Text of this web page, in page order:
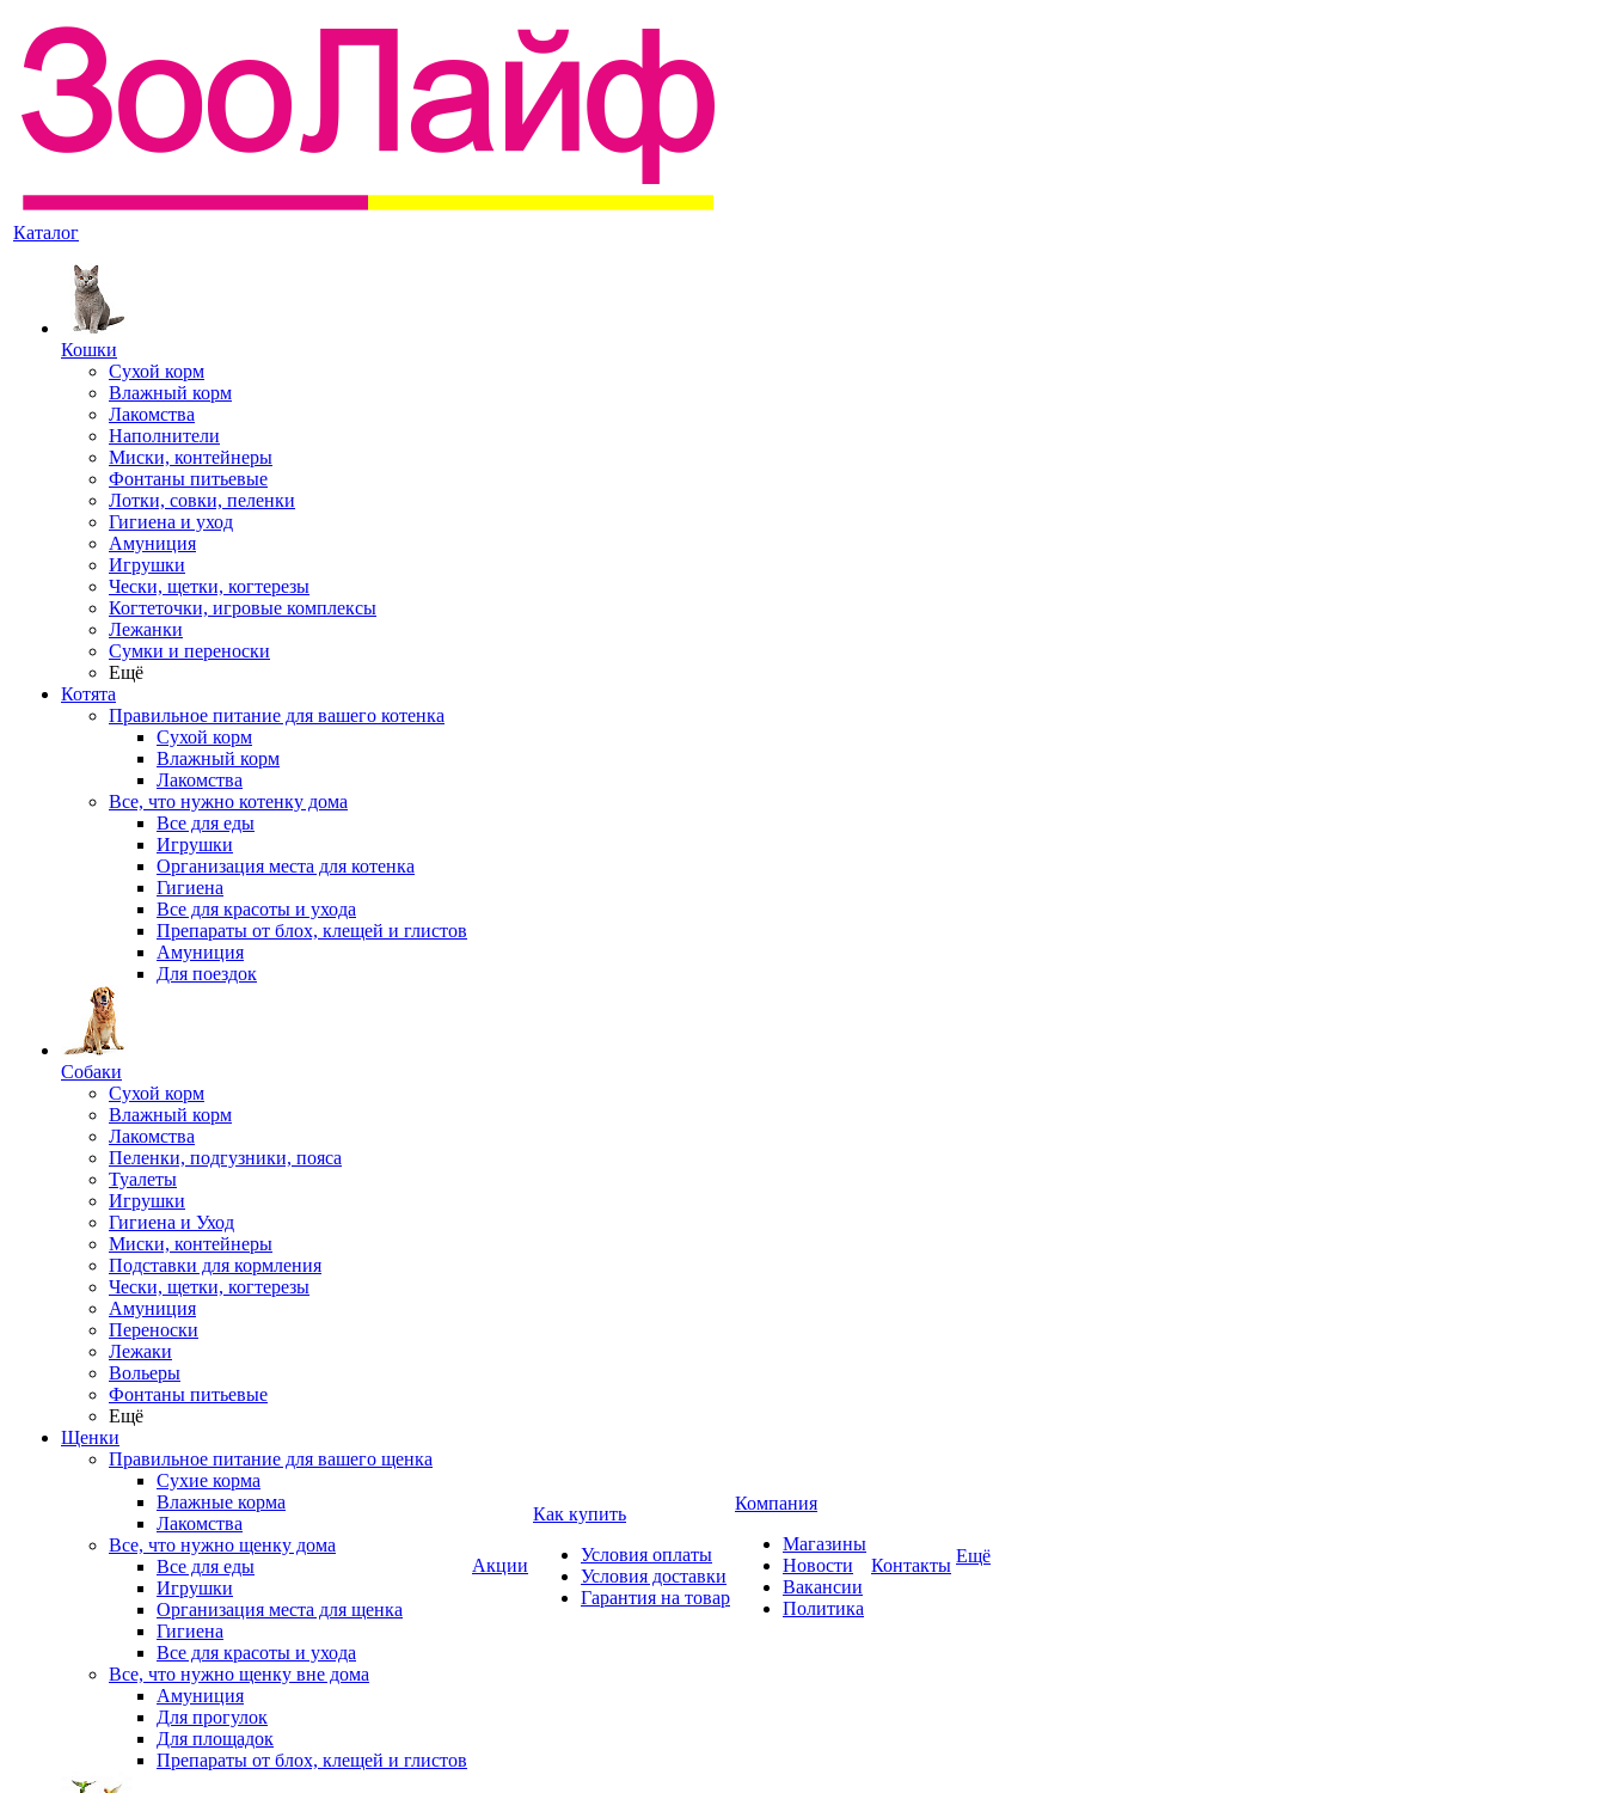
Каталог
Кошки
Сухой корм
Влажный корм
Лакомства
Наполнители
Миски, контейнеры
Фонтаны питьевые
Лотки, совки, пеленки
Гигиена и уход
Амуниция
Игрушки
Чески, щетки, когтерезы
Когтеточки, игровые комплексы
Лежанки
Сумки и переноски
Ещё
Котята
Правильное питание для вашего котенка
Сухой корм
Влажный корм
Лакомства
Все, что нужно котенку дома
Все для еды
Игрушки
Организация места для котенка
Гигиена
Все для красоты и ухода
Препараты от блох, клещей и глистов
Амуниция
Для поездок
Собаки
Сухой корм
Влажный корм
Лакомства
Пеленки, подгузники, пояса
Туалеты
Игрушки
Гигиена и Уход
Миски, контейнеры
Подставки для кормления
Чески, щетки, когтерезы
Амуниция
Переноски
Лежаки
Вольеры
Фонтаны питьевые
Ещё
Щенки
Правильное питание для вашего щенка
Сухие корма
Влажные корма
Лакомства
Все, что нужно щенку дома
Все для еды
Игрушки
Организация места для щенка
Гигиена
Все для красоты и ухода
Все, что нужно щенку вне дома
Амуниция
Для прогулок
Для площадок
Препараты от блох, клещей и глистов
Акции
Как купить
Условия оплаты
Условия доставки
Гарантия на товар
Компания
Магазины
Новости
Вакансии
Политика
Контакты Ещё